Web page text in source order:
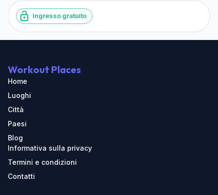
Ingresso gratuito
Workout Places
Home
Luoghi
Città
Paesi
Blog
Informativa sulla privacy
Termini e condizioni
Contatti